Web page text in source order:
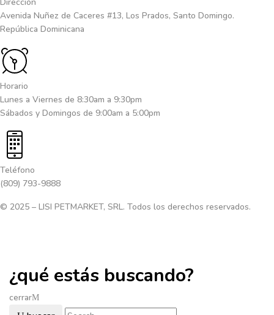
Avenida Nuñez de Caceres #13, Los Prados, Santo Domingo.
República Dominicana
Horario
Lunes a Viernes de 8:30am a 9:30pm
Sábados y Domingos de 9:00am a 5:00pm
Teléfono
(809) 793-9888
© 2025 – LISI PETMARKET, SRL. Todos los derechos reservados.
¿qué estás buscando?
cerrar